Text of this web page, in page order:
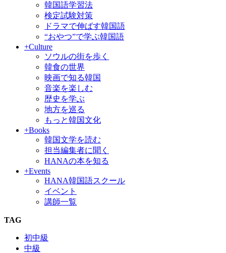
韓国語学習法
検定試験対策
ドラマで伸ばす韓国語
“おやつ”で学ぶ韓国語
+Culture
ソウルの街を歩く
韓食の世界
映画で知る韓国
音楽を楽しむ
歴史を学ぶ
地方を巡る
もっと韓国文化
+Books
韓国文学を読む
担当編集者に聞く
HANAの本を知る
+Events
HANA韓国語スクール
イベント
講師一覧
TAG
初中級
中級